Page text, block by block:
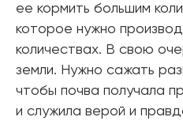
ее кормить большим
которое нужно
количествах. В свою
земли. Нужно сажать
чтобы почва получала
и служила верой и